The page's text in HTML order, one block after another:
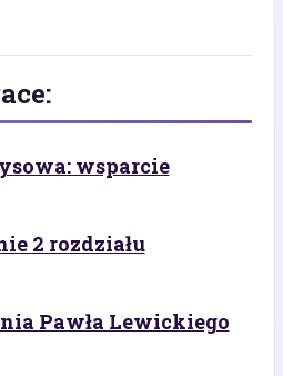
wsparcie
2 rozdziału
Pawła Lewickiego